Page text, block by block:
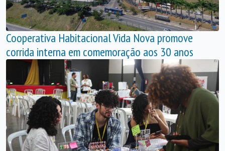
Cooperativa Habitacional Vida Nova promove
corrida interna em comemoração aos 30 anos